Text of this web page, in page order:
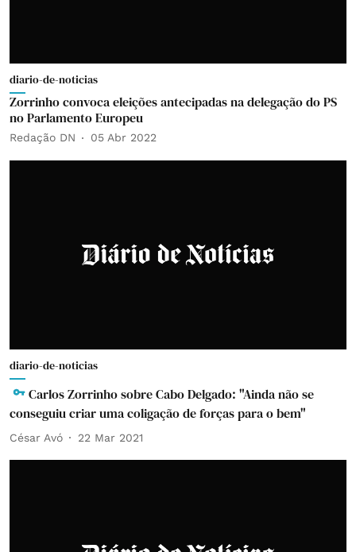
diario-de-noticias
Zorrinho convoca eleições antecipadas na delegação do PS
no Parlamento Europeu
Redação DN 05 Abr 2022
diario-de-noticias
Carlos Zorrinho sobre Cabo Delgado: "Ainda não se
conseguiu criar uma coligação de forças para o bem"
César Avó 22 Mar 2021